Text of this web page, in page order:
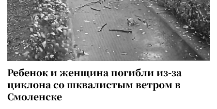
Ребенок и женщина погибли из-за
циклона со шквалистым ветром в
Смоленске